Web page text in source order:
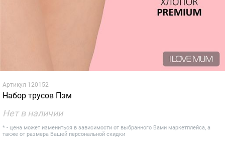
Артикул 120152
Набор трусов Пэм
Нет в наличии
* - цена может измениться в зависимости от выбранного Вами маркетплейса, а
также от размера Вашей персональной скидки